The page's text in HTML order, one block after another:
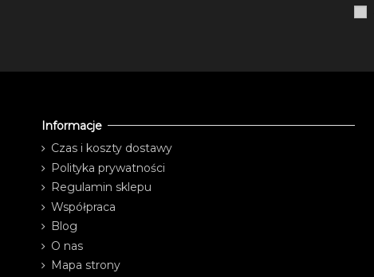
Informacje
Czas i koszty dostawy
Polityka prywatności
Regulamin sklepu
Współpraca
Blog
O nas
Mapa strony